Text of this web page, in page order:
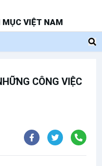
MỤC VIỆT NAM
CÔNG VIỆC